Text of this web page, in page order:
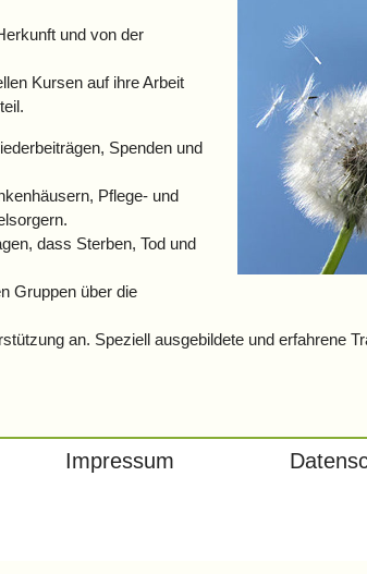
und von der
Kursen auf ihre Arbeit
Spenden und
Pflege- und
dass Sterben, Tod und
Gruppen über die
an. Speziell ausgebildete und erfahrene
Impressum